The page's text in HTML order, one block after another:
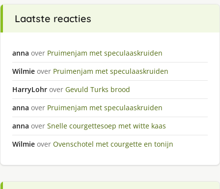
Laatste reacties
anna over Pruimenjam met speculaaskruiden
Wilmie over Pruimenjam met speculaaskruiden
HarryLohr over Gevuld Turks brood
anna over Pruimenjam met speculaaskruiden
anna over Snelle courgettesoep met witte kaas
Wilmie over Ovenschotel met courgette en tonijn